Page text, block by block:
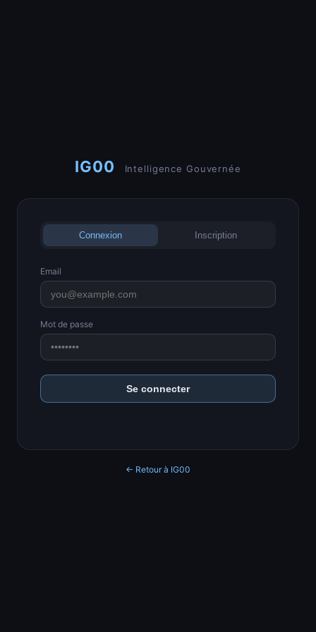
IG00 Intelligence Gouvernée
Connexion Inscription
Email
Mot de passe
Se connecter
← Retour à IG00